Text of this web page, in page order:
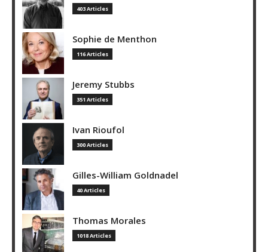
403 Articles
Sophie de Menthon
116 Articles
Jeremy Stubbs
351 Articles
Ivan Rioufol
300 Articles
Gilles-William Goldnadel
40 Articles
Thomas Morales
1018 Articles